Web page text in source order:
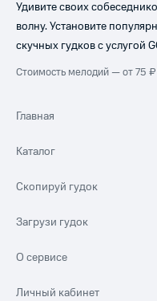
Удивите своих
волну. Установите
скучных гудков с услугой
Стоимость мелодий — от 75
Главная
Каталог
Скопируй гудок
Загрузи гудок
О сервисе
Личный кабинет